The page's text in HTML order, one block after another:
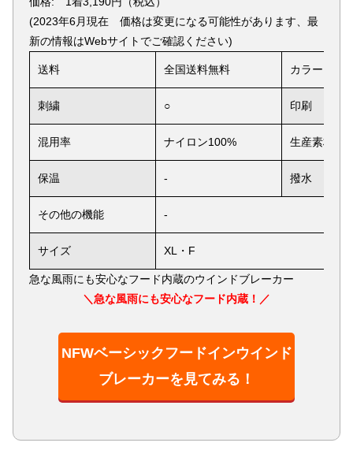
(2023年6月現在 価格は変更になる可能性があります、最
新の情報はWebサイトでご確認ください)
送料 全国送料無料 カラー
刺繍 ○ 印刷
混用率 ナイロン100% 生産素材
保温 - 撥水
その他の機能 -
サイズ XL・F
急な風雨にも安心なフード内蔵のウインドブレーカー
＼急な風雨にも安心なフード内蔵！／
NFWベーシックフードインウインド
ブレーカーを見てみる！